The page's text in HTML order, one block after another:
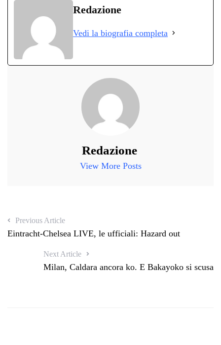
ok r
ts
pp
gr
m
ed
di
Redazione
Vedi la biografia completa
Redazione
View More Posts
Previous Article
Eintracht-Chelsea LIVE, le ufficiali: Hazard out
Next Article
Milan, Caldara ancora ko. E Bakayoko si scusa